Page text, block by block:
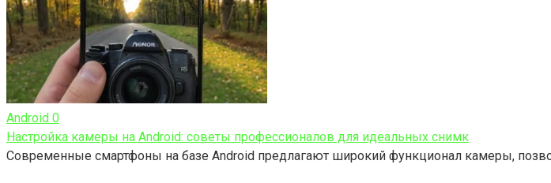
Android 0
Настройка камеры на Android: советы профессионалов для идеальных снимк
Современные смартфоны на базе Android предлагают широкий функционал камеры,